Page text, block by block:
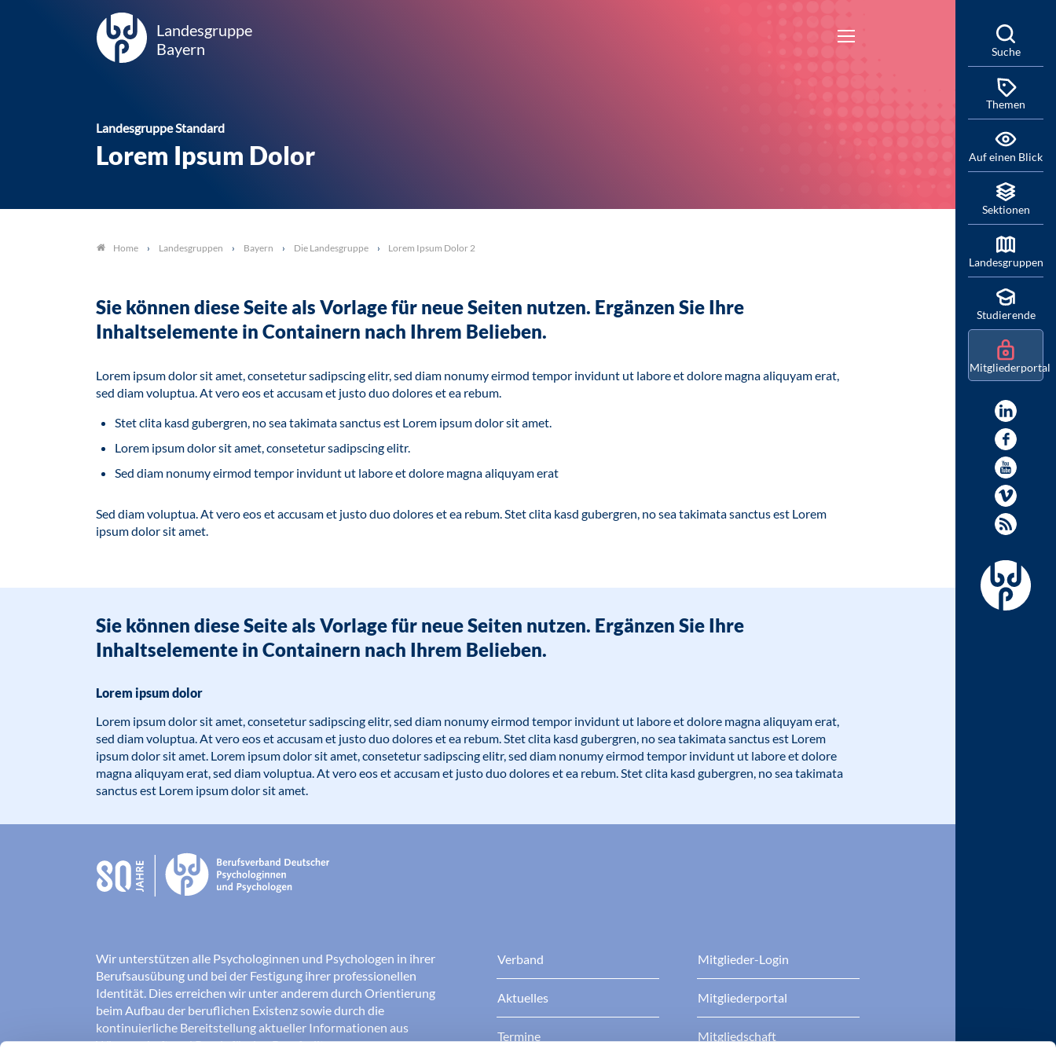
Landesgruppe
Bayern
Landesgruppe Standard
Lorem Ipsum Dolor
Home Landesgruppen Bayern Die Landesgruppe Lorem Ipsum Dolor 2
Sie können diese Seite als Vorlage für neue Seiten nutzen. Ergänzen Sie Ihre
Inhaltselemente in Containern nach Ihrem Belieben.
Lorem ipsum dolor sit amet, consetetur sadipscing elitr, sed diam nonumy eirmod tempor invidunt ut labore et dolore magna aliquyam erat,
sed diam voluptua. At vero eos et accusam et justo duo dolores et ea rebum.
Stet clita kasd gubergren, no sea takimata sanctus est Lorem ipsum dolor sit amet.
Lorem ipsum dolor sit amet, consetetur sadipscing elitr.
Sed diam nonumy eirmod tempor invidunt ut labore et dolore magna aliquyam erat
Sed diam voluptua. At vero eos et accusam et justo duo dolores et ea rebum. Stet clita kasd gubergren, no sea takimata sanctus est Lorem
ipsum dolor sit amet.
Sie können diese Seite als Vorlage für neue Seiten nutzen. Ergänzen Sie Ihre
Inhaltselemente in Containern nach Ihrem Belieben.
Lorem ipsum dolor
Lorem ipsum dolor sit amet, consetetur sadipscing elitr, sed diam nonumy eirmod tempor invidunt ut labore et dolore magna aliquyam erat,
sed diam voluptua. At vero eos et accusam et justo duo dolores et ea rebum. Stet clita kasd gubergren, no sea takimata sanctus est Lorem
ipsum dolor sit amet. Lorem ipsum dolor sit amet, consetetur sadipscing elitr, sed diam nonumy eirmod tempor invidunt ut labore et dolore
magna aliquyam erat, sed diam voluptua. At vero eos et accusam et justo duo dolores et ea rebum. Stet clita kasd gubergren, no sea takimata
sanctus est Lorem ipsum dolor sit amet.
Wir unterstützen alle Psychologinnen und Psychologen in ihrer
Berufsausübung und bei der Festigung ihrer professionellen
Identität. Dies erreichen wir unter anderem durch Orientierung
beim Aufbau der beruflichen Existenz sowie durch die
kontinuierliche Bereitstellung aktueller Informationen aus
Wissenschaft und Praxis für den Berufsalltag.
Verband
Aktuelles
Termine
Mitglieder-Login
Mitgliederportal
Mitgliedschaft
Suche
Themen
Auf einen Blick
Sektionen
Landesgruppen
Studierende
Mitgliederportal